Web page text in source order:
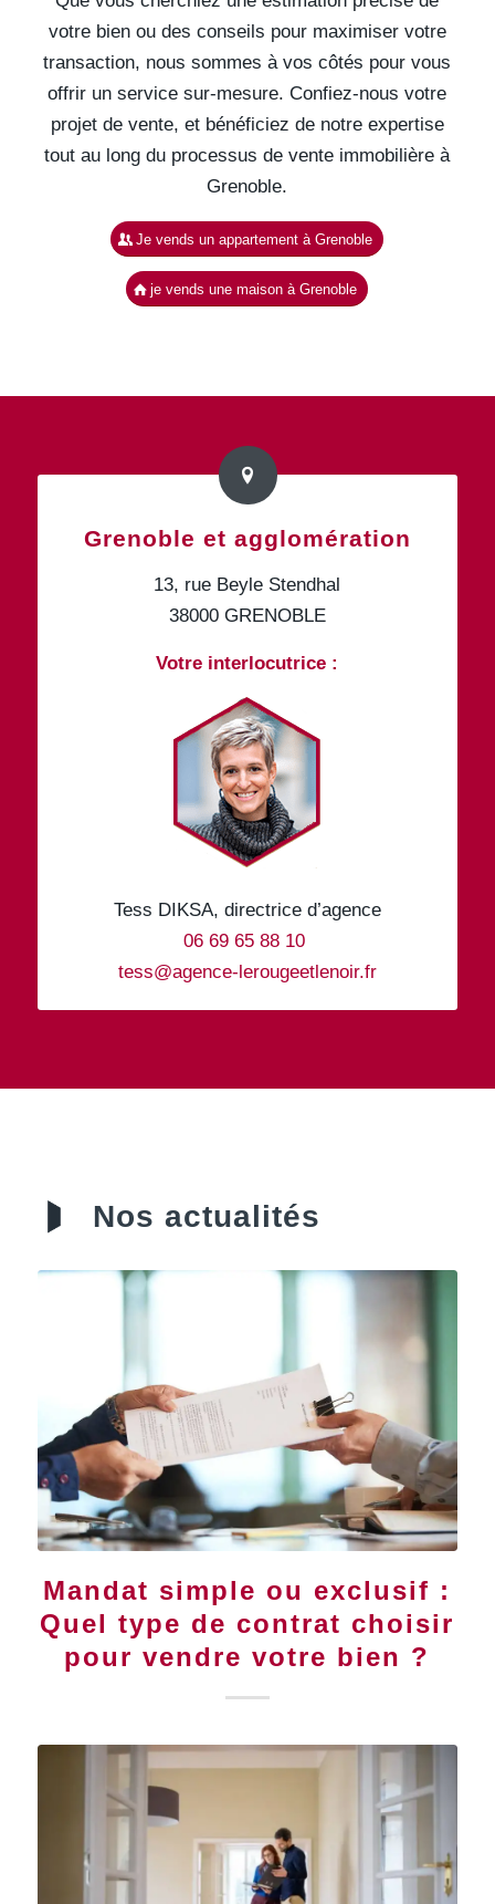
votre bien ou des conseils pour maximiser votre
transaction, nous sommes à vos côtés pour vous
offrir un service sur-mesure. Confiez-nous votre
projet de vente, et bénéficiez de notre expertise
tout au long du processus de vente immobilière à
Grenoble.
Je vends un appartement à Grenoble
je vends une maison à Grenoble
Grenoble et agglomération
13, rue Beyle Stendhal
38000 GRENOBLE
Votre interlocutrice :
Tess DIKSA, directrice d’agence
06 69 65 88 10
tess@agence-lerougeetlenoir.fr
Nos actualités
Mandat simple ou exclusif :
Quel type de contrat choisir
pour vendre votre bien ?